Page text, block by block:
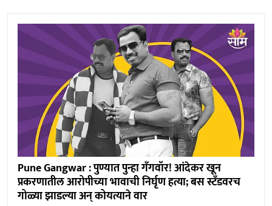
Pune Gangwar : पुण्यात पुन्हा गँगवॉर! आंदेकर खून
प्रकरणातील आरोपीच्या भावाची निर्घृण हत्या; बस स्टँडवरच
गोळ्या झाडल्या अन् कोयत्याने वार